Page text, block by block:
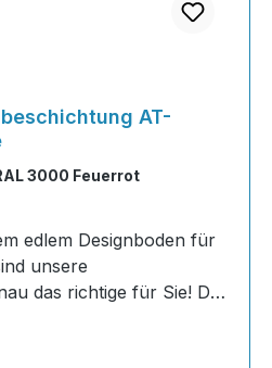
AT-
3000 Feuerrot
edlem Designboden für
unsere
das richtige für Sie! Der